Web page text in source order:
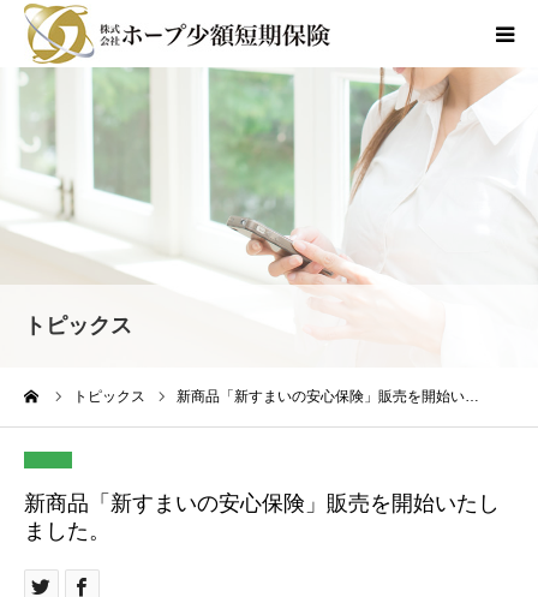
トピックス
トピックス 新商品「新すまいの安心保険」販売を開始い…
新商品「新すまいの安心保険」販売を開始いたし
ました。
会社情報